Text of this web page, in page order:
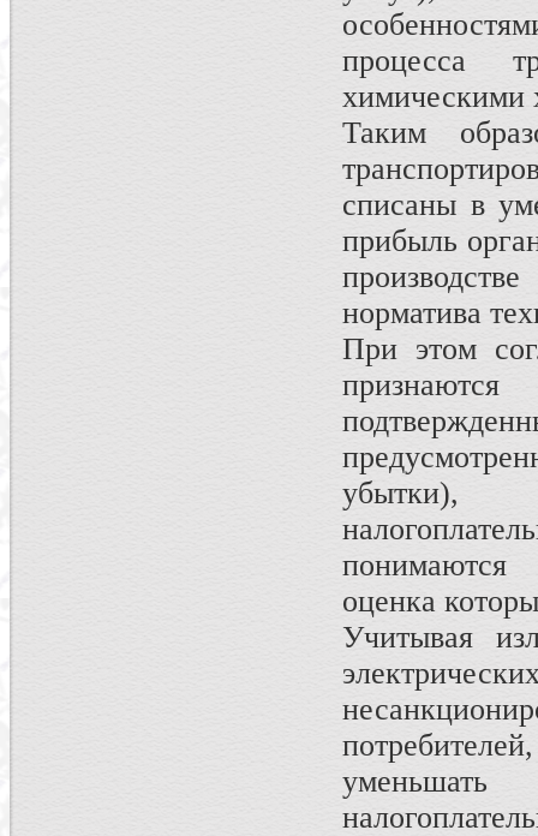
процесса
химическими
Таким
списаны в
прибыль
норматива
При этом
убытки),
понимаются
оценка
Учитывая